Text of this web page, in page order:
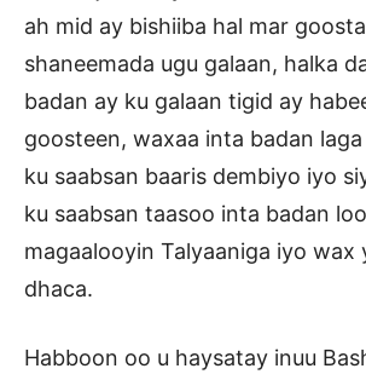
ah mid ay bishiiba hal mar
shaneemada ugu galaan, halka
badan ay ku galaan tigid ay
goosteen, waxaa inta badan
ku saabsan baaris dembiyo iyo
ku saabsan taasoo inta badan
magaalooyin Talyaaniga iyo wax
dhaca.
Habboon oo u haysatay inuu